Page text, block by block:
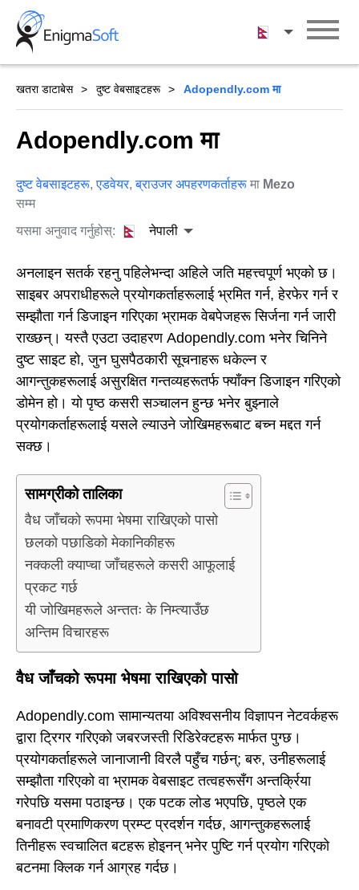
Skip
content
नेपाली
खतरा डाटाबेस दुष्ट वेबसाइटहरू Adopendly.com मा
Adopendly.com मा
दुष्ट वेबसाइटहरू,एडवेयर,ब्राउजर अपहरणकर्ताहरू मा Mezo
सम्म
यसमा अनुवाद गर्नुहोस्:
नेपाली
अनलाइन सतर्क रहनु पहिलेभन्दा अहिले जति महत्त्वपूर्ण भएको छ।
साइबर अपराधीहरूले प्रयोगकर्ताहरूलाई भ्रमित गर्न, हेरफेर गर्न र
सम्झौता गर्न डिजाइन गरिएका भ्रामक वेबपेजहरू सिर्जना गर्न जारी
राख्छन्। यस्तै एउटा उदाहरण Adopendly.com भनेर चिनिने
दुष्ट साइट हो, जुन घुसपैठकारी सूचनाहरू धकेल्न र
आगन्तुकहरूलाई असुरक्षित गन्तव्यहरूतर्फ फ्याँक्न डिजाइन गरिएको
डोमेन हो। यो पृष्ठ कसरी सञ्चालन हुन्छ भनेर बुझ्नाले
प्रयोगकर्ताहरूलाई यसले ल्याउने जोखिमहरूबाट बच्न मद्दत गर्न
सक्छ।
सामग्रीको तालिका
वैध जाँचको रूपमा भेषमा राखिएको पासो
छलको पछाडिको मेकानिकीहरू
नक्कली क्याप्चा जाँचहरूले कसरी आफूलाई
प्रकट गर्छ
यी जोखिमहरूले अन्ततः के निम्त्याउँछ
अन्तिम विचारहरू
वैध जाँचको रूपमा भेषमा राखिएको पासो
Adopendly.com सामान्यतया अविश्वसनीय विज्ञापन नेटवर्कहरू
द्वारा ट्रिगर गरिएको जबरजस्ती रिडिरेक्टहरू मार्फत पुग्छ।
प्रयोगकर्ताहरूले जानाजानी विरलै पहुँच गर्छन्; बरु, उनीहरूलाई
सम्झौता गरिएको वा भ्रामक वेबसाइट तत्वहरूसँग अन्तर्क्रिया
गरेपछि यसमा पठाइन्छ। एक पटक लोड भएपछि, पृष्ठले एक
बनावटी प्रमाणिकरण प्रम्प्ट प्रदर्शन गर्दछ, आगन्तुकहरूलाई
तिनीहरू स्वचालित बटहरू होइनन् भनेर पुष्टि गर्न प्रयोग गरिएको
बटनमा क्लिक गर्न आग्रह गर्दछ।